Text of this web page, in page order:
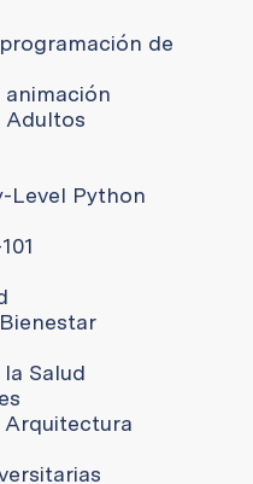
de
animación
Adultos
Level Python
Salud
Arquitectura